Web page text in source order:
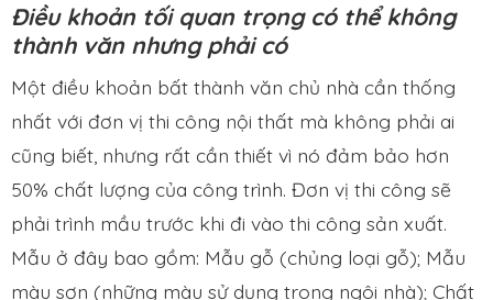
Điều khoản tối quan trọng có thể không
thành văn nhưng phải có
Một điều khoản bất thành văn chủ nhà cần thống
nhất với đơn vị thi công nội thất mà không phải ai
cũng biết, nhưng rất cần thiết vì nó đảm bảo hơn
50% chất lượng của công trình. Đơn vị thi công sẽ
phải trình mầu trước khi đi vào thi công sản xuất.
Mẫu ở đây bao gồm: Mẫu gỗ (chủng loại gỗ); Mẫu
màu sơn (những màu sử dụng trong ngôi nhà); Chất